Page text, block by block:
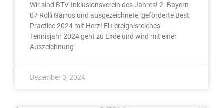
Wir sind BTV-Inklusionsverein des Jahres! 2. Bayern
07 Rolli Garros und ausgezeichnete, geförderte Best
Practice 2024 mit Herz! Ein ereignisreiches
Tennisjahr 2024 geht zu Ende und wird mit einer
Auszeichnung
Dezember 3, 2024